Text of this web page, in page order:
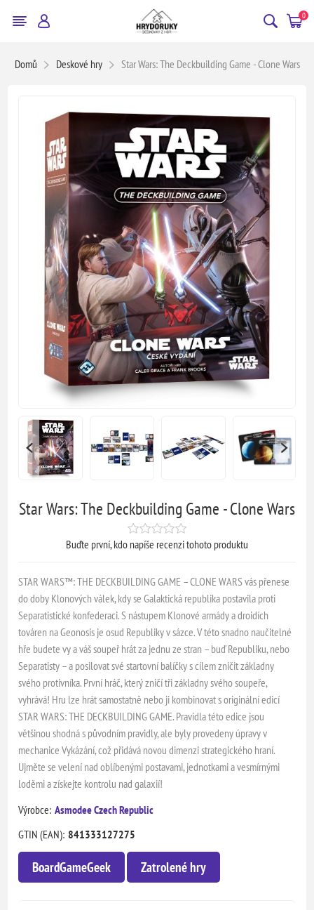
0
Domů Deskové hry Star Wars: The Deckbuilding Game - Clone Wars
Star Wars: The Deckbuilding Game - Clone Wars
Buďte první, kdo napíše recenzi tohoto produktu
STAR WARS™: THE DECKBUILDING GAME – CLONE WARS vás přenese
do doby Klonových válek, kdy se Galaktická republika postavila proti
Separatistické konfederaci. S nástupem Klonové armády a droidích
továren na Geonosis je osud Republiky v sázce. V této snadno naučitelné
hře budete vy a váš soupeř hrát za jednu ze stran – buď Republiku, nebo
Separatisty – a posilovat své startovní balíčky s cílem zničit základny
svého protivníka. První hráč, který zničí tři základny svého soupeře,
vyhrává! Hru lze hrát samostatně nebo ji kombinovat s originální edicí
STAR WARS: THE DECKBUILDING GAME. Pravidla této edice jsou
většinou shodná s původním pravidly, ale byly provedeny úpravy v
mechanice Vykázání, což přidává novou dimenzi strategického hraní.
Ujměte se velení nad oblíbenými postavami, jednotkami a vesmírnými
loděmi a získejte kontrolu nad galaxií!
Výrobce: Asmodee Czech Republic
GTIN (EAN): 841333127275
BoardGameGeek Zatrolené hry